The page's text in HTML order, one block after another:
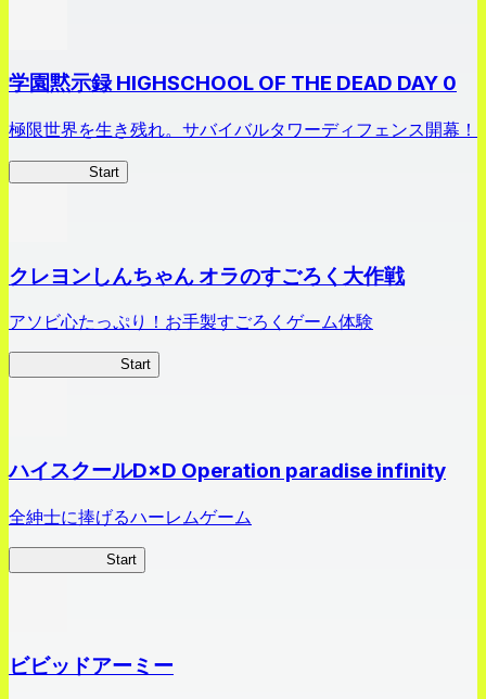
学園黙示録 HIGHSCHOOL OF THE DEAD DAY 0
極限世界を生き残れ。サバイバルタワーディフェンス開幕！
Start
クレヨンしんちゃん オラのすごろく大作戦
アソビ心たっぷり！お手製すごろくゲーム体験
Start
ハイスクールD×D Operation paradise infinity
全紳士に捧げるハーレムゲーム
Start
ビビッドアーミー